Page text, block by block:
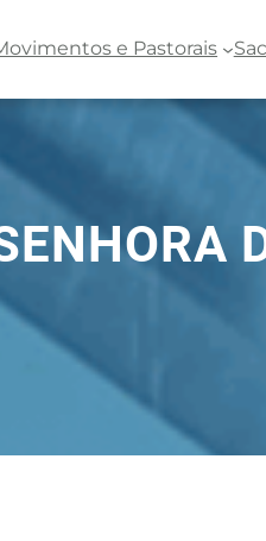
e Pastorais